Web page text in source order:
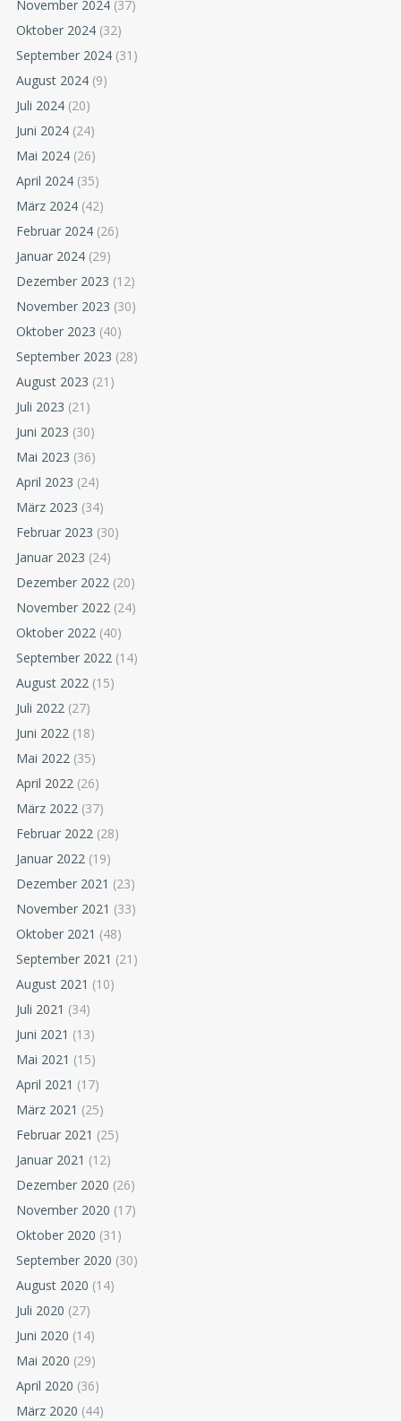
November 2024 (37)
Oktober 2024 (32)
September 2024 (31)
August 2024 (9)
Juli 2024 (20)
Juni 2024 (24)
Mai 2024 (26)
April 2024 (35)
März 2024 (42)
Februar 2024 (26)
Januar 2024 (29)
Dezember 2023 (12)
November 2023 (30)
Oktober 2023 (40)
September 2023 (28)
August 2023 (21)
Juli 2023 (21)
Juni 2023 (30)
Mai 2023 (36)
April 2023 (24)
März 2023 (34)
Februar 2023 (30)
Januar 2023 (24)
Dezember 2022 (20)
November 2022 (24)
Oktober 2022 (40)
September 2022 (14)
August 2022 (15)
Juli 2022 (27)
Juni 2022 (18)
Mai 2022 (35)
April 2022 (26)
März 2022 (37)
Februar 2022 (28)
Januar 2022 (19)
Dezember 2021 (23)
November 2021 (33)
Oktober 2021 (48)
September 2021 (21)
August 2021 (10)
Juli 2021 (34)
Juni 2021 (13)
Mai 2021 (15)
April 2021 (17)
März 2021 (25)
Februar 2021 (25)
Januar 2021 (12)
Dezember 2020 (26)
November 2020 (17)
Oktober 2020 (31)
September 2020 (30)
August 2020 (14)
Juli 2020 (27)
Juni 2020 (14)
Mai 2020 (29)
April 2020 (36)
März 2020 (44)